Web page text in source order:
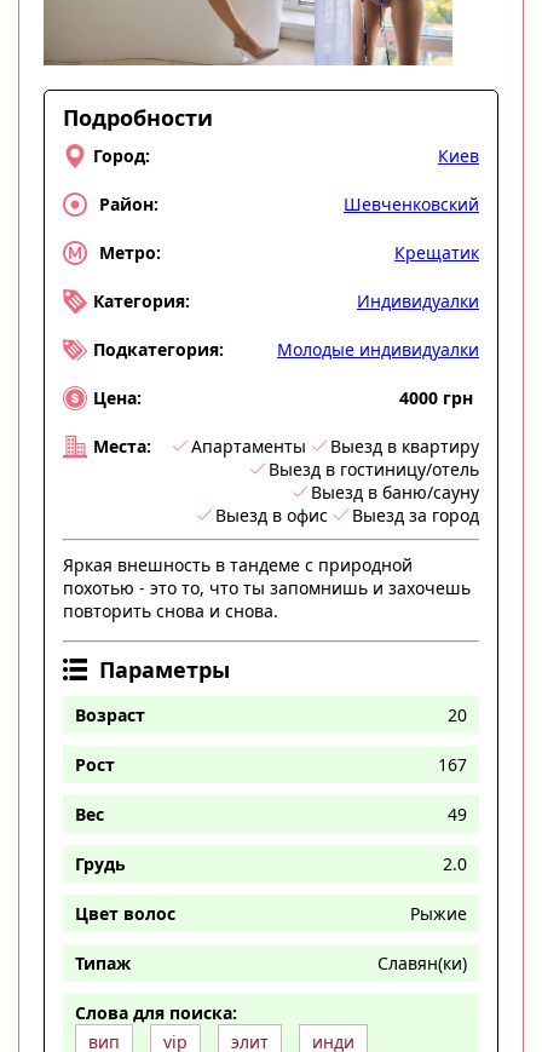
Подробности
Город: Киев
Район: Шевченковский
Метро: Крещатик
Категория: Индивидуалки
Подкатегория: Молодые индивидуалки
Цена: 4000 грн
Места: Апартаменты
Выезд в квартиру
Выезд в гостиницу/отель
Выезд в баню/сауну
Выезд в офис
Выезд за город
Яркая внешность в тандеме с природной
похотью - это то, что ты запомнишь и захочешь
повторить снова и снова.
Параметры
Возраст 20
Рост 167
Вес 49
Грудь 2.0
Цвет волос Рыжие
Типаж Славян(ки)
Слова для поиска:
вип
vip элит
инди